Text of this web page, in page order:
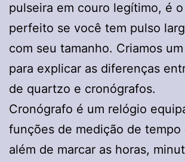
pulseira em couro legítimo, é
perfeito se você tem pulso
com seu tamanho. Criamos
para explicar as diferenças
de quartzo e cronógrafos.
Cronógrafo é um relógio
funções de medição de tempo
além de marcar as horas,